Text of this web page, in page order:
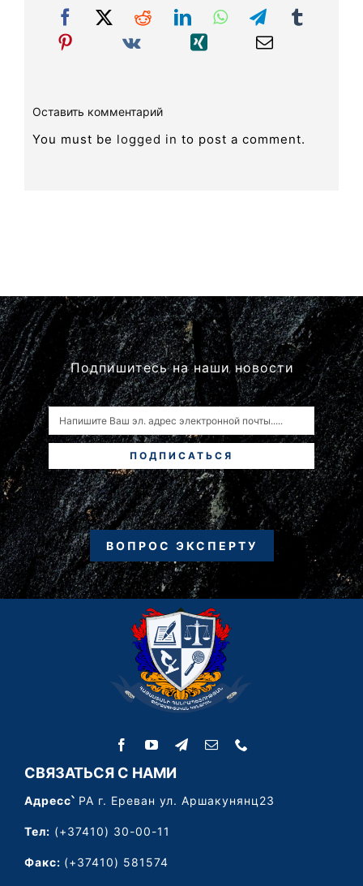
Оставить комментарий
You must be logged in to post a comment.
Подпишитесь на наши новости
ПОДПИСАТЬСЯ
ВОПРОС ЭКСПЕРТУ
СВЯЗАТЬСЯ С НАМИ
Адресс՝РА г. Ереван ул. Аршакунянц23
Тел: (+37410) 30-00-11
Факс: (+37410) 581574